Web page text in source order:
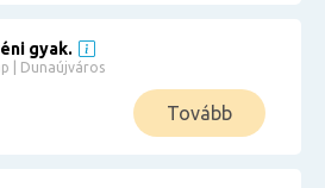
gyak.
| Dunaújváros
Tovább